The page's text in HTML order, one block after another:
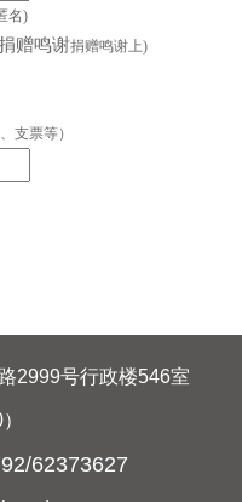
名)
赠鸣谢捐赠鸣谢上)
支票等）
2999号行政楼546室
62373627